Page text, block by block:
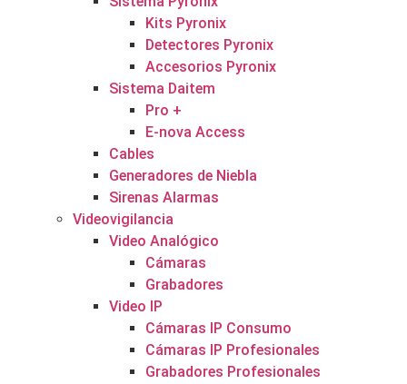
Kits Pyronix
Detectores Pyronix
Accesorios Pyronix
Sistema Daitem
Pro +
E-nova Access
Cables
Generadores de Niebla
Sirenas Alarmas
Videovigilancia
Video Analógico
Cámaras
Grabadores
Video IP
Cámaras IP Consumo
Cámaras IP Profesionales
Grabadores Profesionales